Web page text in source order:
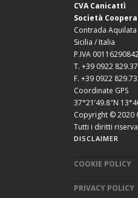
CVA Canicattì
Società
Contrada Aquilata
Sicilia / Italia
P.IVA
T. +39 0922
F. +39 0922
Coordinate GPS
37°21’49.8″N
Copyright © 2020
Tutti i diritti
DISCLAIMER
COOKIE POLICY
PRIVACY POLICY